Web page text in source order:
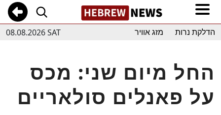
08.08.2026 SAT הדלקת נרות מזג אוויר
החל מיום שני: מכס
על פאנלים סולאריים